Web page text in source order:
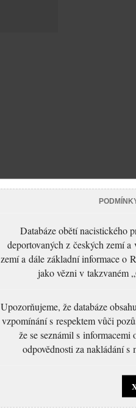
Databáze obětí nacistického
deportovaných z českých zemí
zemí a dále základní informace o
jako vězni v takzvaném
Upozorňujeme, že databáze
vzpomínání s respektem vůči
že se seznámil s
odpovědnosti za nakládání